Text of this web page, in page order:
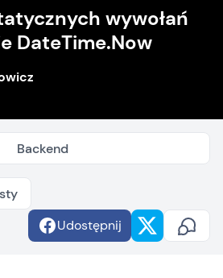
wywołań
DateTime.Now
Backend
Udostępnij